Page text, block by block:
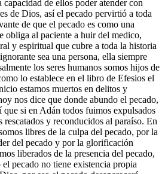
de ellos poder atender con
de Dios, así el pecado pervirtió a toda
de que el pecado es como una
obliga al paciente a huir del medico,
y espiritual que cubre a toda la historia
sea una persona, ella siempre
los seres humanos somos hijos de
lo establece en el libro de Efesios el
estamos muertos en delitos y
nos dice que donde abundo el pecado,
que si en Adán todos fuimos expulsados
y reconducidos al paraíso. En
libres de la culpa del pecado, por la
del pecado y por la glorificación
liberados de la presencia del pecado,
pecado no tiene existencia propia